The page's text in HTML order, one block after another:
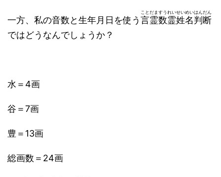
一方、私の音数と生年月日を使う言霊数霊姓名判断
ことだますうれいせいめいはんだん
ではどうなんでしょうか？
水＝4画
谷＝7画
豊＝13画
総画数＝24画